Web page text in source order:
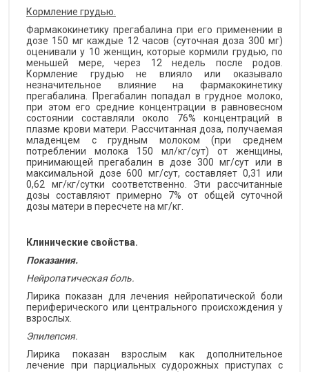
Кормление грудью.
Фармакокинетику прегабалина при его применении в
дозе 150 мг каждые 12 часов (суточная доза 300 мг)
оценивали у 10 женщин, которые кормили грудью, по
меньшей мере, через 12 недель после родов.
Кормление грудью не влияло или оказывало
незначительное влияние на фармакокинетику
прегабалина. Прегабалин попадал в грудное молоко,
при этом его средние концентрации в равновесном
состоянии составляли около 76% концентраций в
плазме крови матери. Рассчитанная доза, получаемая
младенцем с грудным молоком (при среднем
потреблении молока 150 мл/кг/сут) от женщины,
принимающей прегабалин в дозе 300 мг/сут или в
максимальной дозе 600 мг/сут, составляет 0,31 или
0,62 мг/кг/сутки соответственно. Эти рассчитанные
дозы составляют примерно 7% от общей суточной
дозы матери в пересчете на мг/кг.
Клинические свойства.
Показания.
Нейропатическая боль.
Лирика показан для лечения нейропатической боли
периферического или центрального происхождения у
взрослых.
Эпилепсия.
Лирика показан взрослым как дополнительное
лечение при парциальных судорожных приступах с